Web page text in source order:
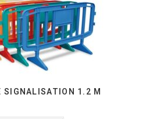
SIGNALISATION 1.2 M